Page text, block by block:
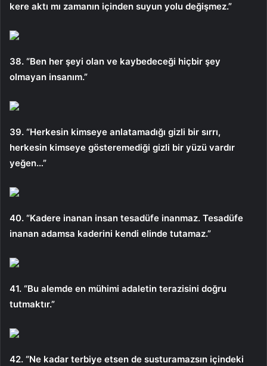
kere aktı mı zamanın içinden suyun yolu değişmez.”
38. “Ben her şeyi olan ve kaybedeceği hiçbir şey
olmayan insanım.”
39. “Herkesin kimseye anlatamadığı gizli bir sırrı,
herkesin kimseye gösteremediği gizli bir yüzü vardır
yeğen…”
40. “Kadere inanan insan tesadüfe inanmaz. Tesadüfe
inanan adamsa kaderini kendi elinde tutamaz.”
41. “Bu alemde en mühimi adaletin terazisini doğru
tutmaktır.”
42. “Ne kadar terbiye etsen de susturamazsın içindeki